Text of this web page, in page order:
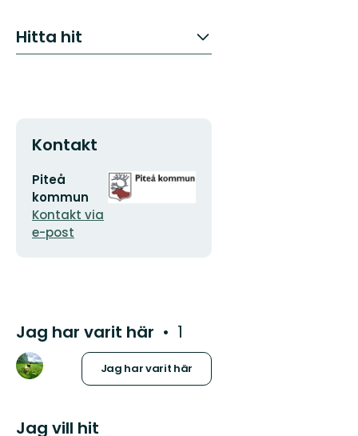
Hitta hit
Kontakt
E-
postadress
Piteå
kommun
Kontakt via
e-post
Organisationens
logotyp
Jag har varit här 1
Jag har varit här
Jag vill hit